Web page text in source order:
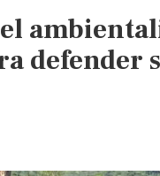
defender